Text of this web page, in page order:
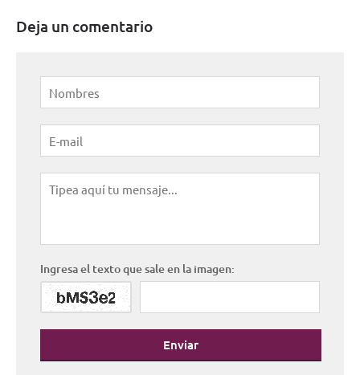
Deja un comentario
Ingresa el texto que sale en la imagen:
Enviar